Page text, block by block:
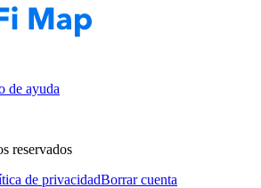
de ayuda
reservados
de privacidadBorrar cuenta